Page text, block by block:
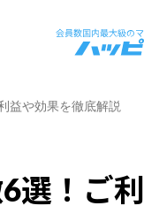
益や効果を徹底解説
選！ご利